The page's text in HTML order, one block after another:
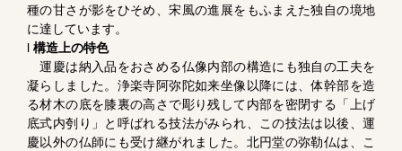
種の甘さが影をひそめ、宋風の進展をもふまえた独自の境地
に達しています。
l 構造上の特色
運慶は納入品をおさめる仏像内部の構造にも独自の工夫を
凝らしました。浄楽寺阿弥陀如来坐像以降には、体幹部を造
る材木の底を膝裏の高さで彫り残して内部を密閉する「上げ
底式内刳り」と呼ばれる技法がみられ、この技法は以後、運
慶以外の仏師にも受け継がれました。北円堂の弥勒仏は、こ